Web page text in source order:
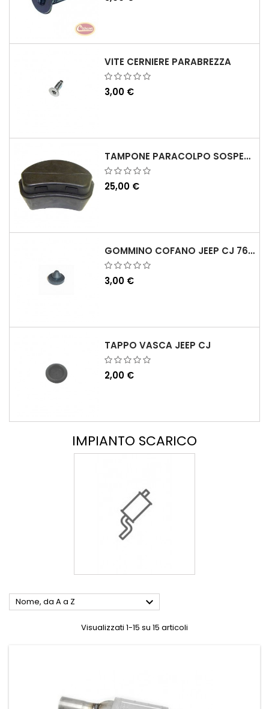
VITE CERNIERE PARABREZZA
3,00 €
TAMPONE PARACOLPO SOSPENSIONE ANTERIORE KJ 02-07
25,00 €
GOMMINO COFANO JEEP CJ 76-86
3,00 €
TAPPO VASCA JEEP CJ
2,00 €
IMPIANTO SCARICO
Nome, da A a Z 
Visualizzati 1-15 su 15 articoli